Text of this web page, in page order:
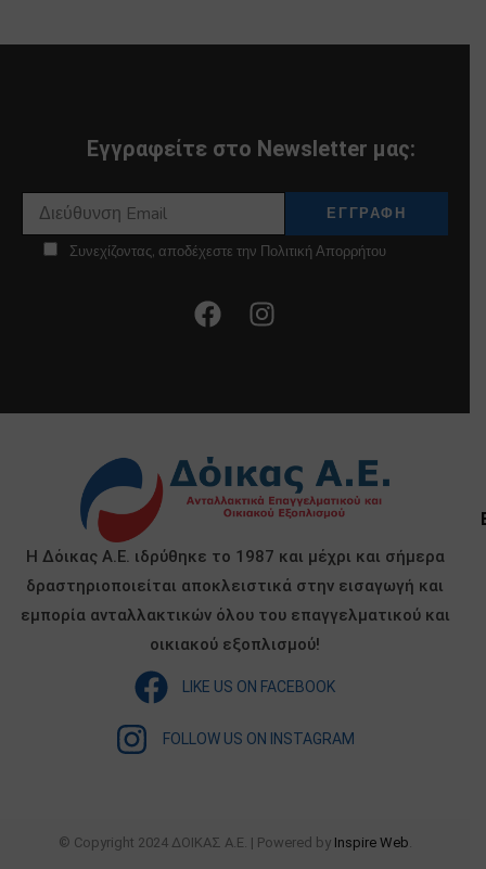
Εγγραφείτε στο Newsletter μας:
Συνεχίζοντας, αποδέχεστε την Πολιτική Απορρήτου
Η Δόικας Α.Ε. ιδρύθηκε το 1987 και μέχρι και σήμερα
δραστηριοποιείται αποκλειστικά στην εισαγωγή και
εμπορία ανταλλακτικών όλου του επαγγελματικού και
οικιακού εξοπλισμού!
LIKE US ON FACEBOOK
FOLLOW US ON INSTAGRAM
© Copyright 2024 ΔΟΙΚΑΣ Α.Ε. | Powered by Inspire Web